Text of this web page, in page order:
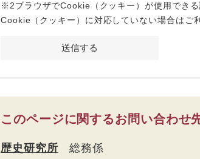
※2ブラウザでCookie（クッキー）が使用でき
Cookie（クッキー）に対応していない場合はご
このページに関するお問い合わせ
歴史研究所 総務係